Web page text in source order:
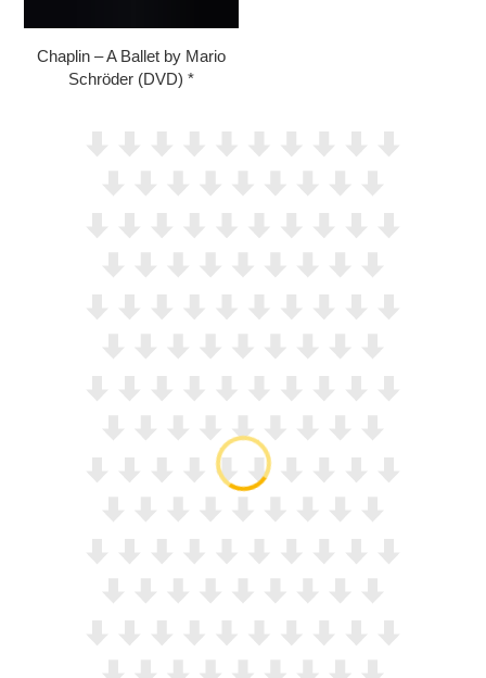
Chaplin – A Ballet by Mario
Schröder (DVD)